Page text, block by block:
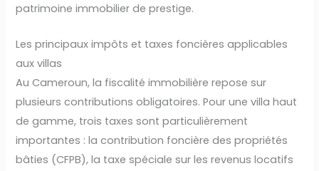
patrimoine immobilier de prestige.
Les principaux impôts et taxes foncières applicables
aux villas
Au Cameroun, la fiscalité immobilière repose sur
plusieurs contributions obligatoires. Pour une villa haut
de gamme, trois taxes sont particulièrement
importantes : la contribution foncière des propriétés
bâties (CFPB), la taxe spéciale sur les revenus locatifs